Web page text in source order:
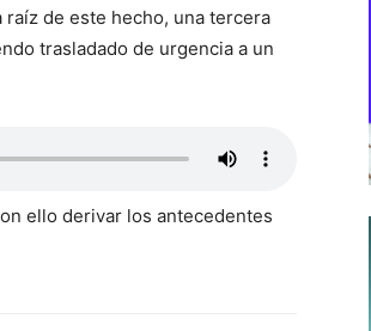
de este hecho, una tercera
trasladado de urgencia a un
ello derivar los antecedentes